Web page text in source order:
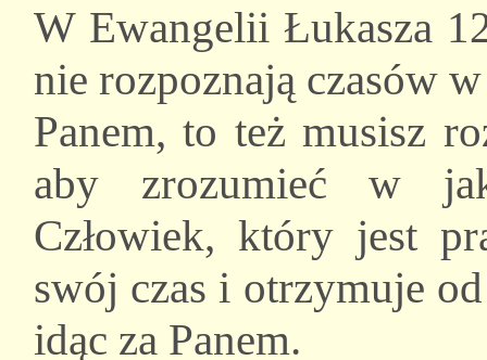
W Ewangelii Łukasza
nie rozpoznają czasów
Panem, to też musisz
aby zrozumieć w
Człowiek, który jest
swój czas i otrzymuje
idąc za Panem.